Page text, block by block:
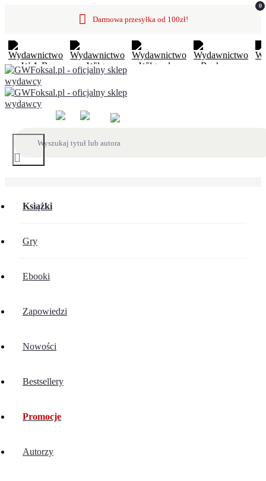
Darmowa przesyłka od 100zł!
0
Książki
Gry
Ebooki
Zapowiedzi
Nowości
Bestsellery
Promocje
Autorzy